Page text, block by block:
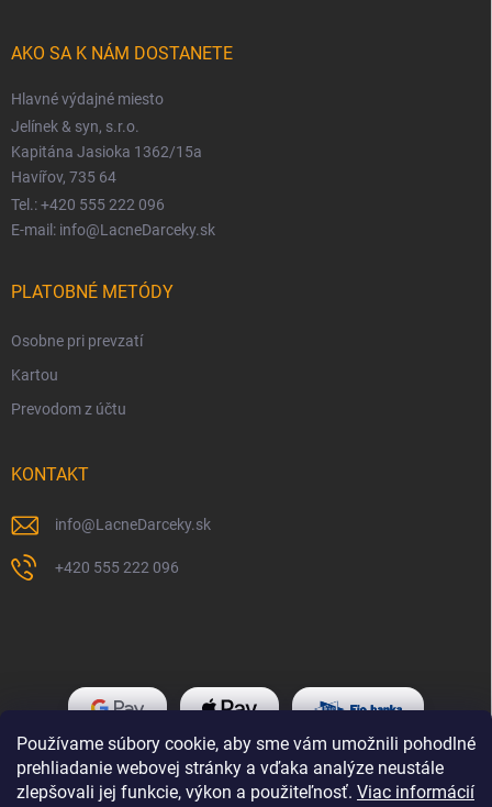
Používame súbory cookie, aby sme vám umožnili pohodlné
prehliadanie webovej stránky a vďaka analýze neustále
zlepšovali jej funkcie, výkon a použiteľnosť. Viac informácií
AKO SA K NÁM DOSTANETE
Hlavné výdajné miesto
Jelínek & syn, s.r.o.
Kapitána Jasioka 1362/15a
Havířov, 735 64
Tel.: +420 555 222 096
E-mail: info@LacneDarceky.sk
PLATOBNÉ METÓDY
Osobne pri prevzatí
Kartou
Prevodom z účtu
KONTAKT
info@LacneDarceky.sk
+420 555 222 096